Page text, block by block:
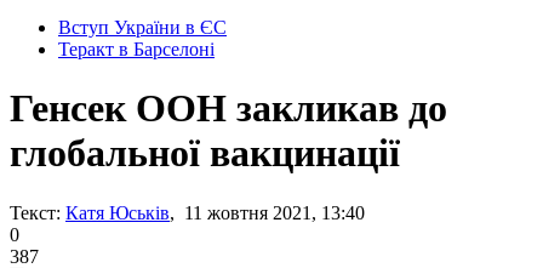
Вступ України в ЄС
Теракт в Барселоні
Генсек ООН закликав до
глобальної вакцинації
Текст: Катя Юськів, 11 жовтня 2021, 13:40
0
387